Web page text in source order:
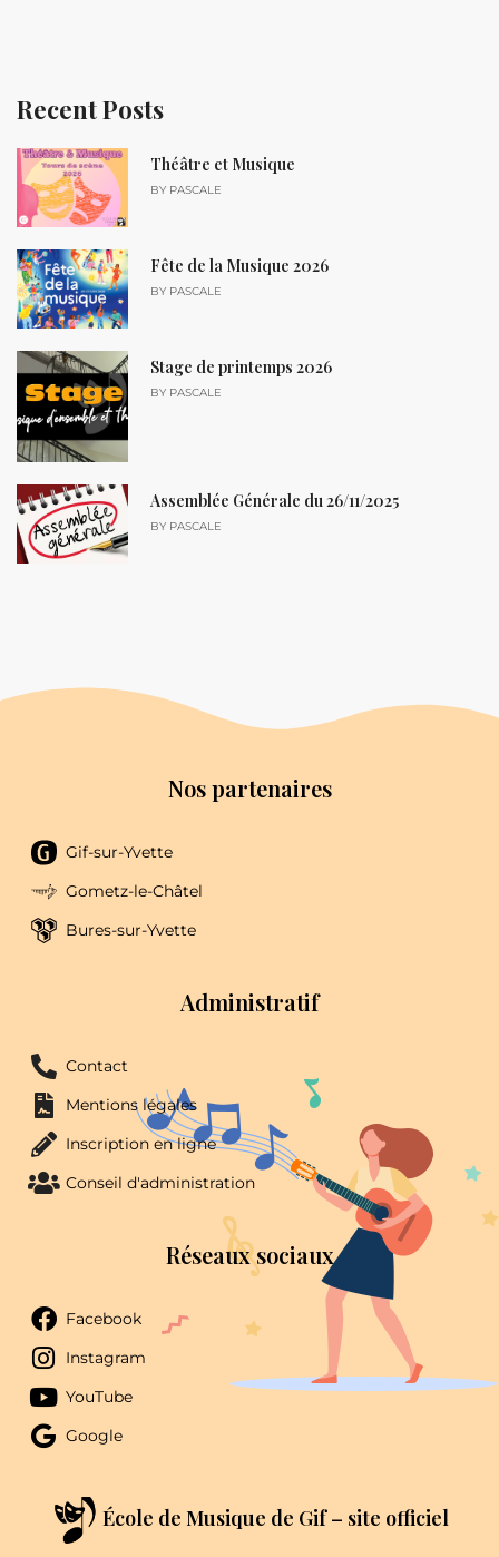
Recent Posts
Théâtre et Musique
BY PASCALE
Fête de la Musique 2026
BY PASCALE
Stage de printemps 2026
BY PASCALE
Assemblée Générale du 26/11/2025
BY PASCALE
Nos partenaires
Gif-sur-Yvette
Gometz-le-Châtel
Bures-sur-Yvette
Administratif
Contact
Mentions légales
Inscription en ligne
Conseil d'administration
Réseaux sociaux
Facebook
Instagram
YouTube
Google
École de Musique de Gif – site officiel